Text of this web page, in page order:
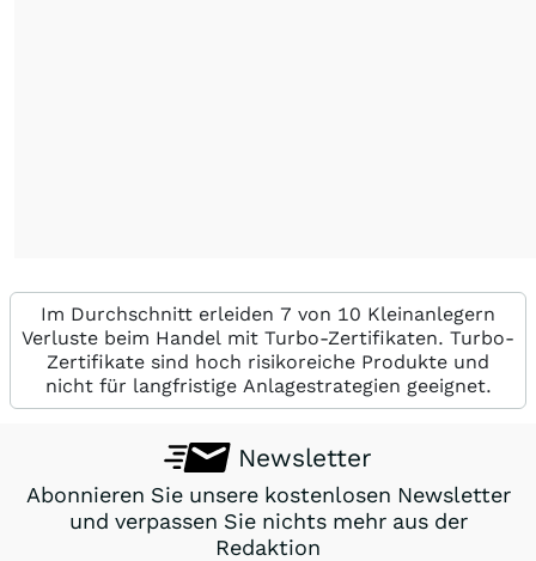
Im Durchschnitt erleiden 7 von 10 Kleinanlegern
Verluste beim Handel mit Turbo-Zertifikaten. Turbo-
Zertifikate sind hoch risikoreiche Produkte und
nicht für langfristige Anlagestrategien geeignet.
Newsletter
Abonnieren Sie unsere kostenlosen Newsletter
und verpassen Sie nichts mehr aus der
Redaktion